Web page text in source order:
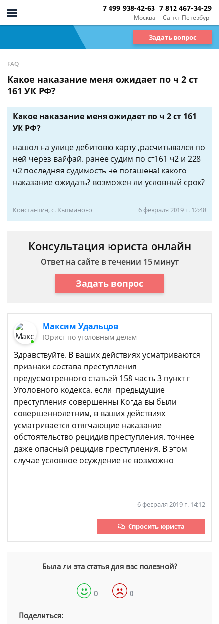
Москва
7 499 938-42-63
Санкт-Петербург
7 812 467-34-29
Задать вопрос
FAQ
Какое наказание меня ожидает по ч 2 ст
161 УК РФ?
Какое наказание меня ожидает по ч 2 ст 161
УК РФ?
нашол на улице дебитовю карту ,расчитывался по
ней через вайфай. ранее судим по ст161 ч2 и 228
ч2 последняя судимость не погашена! какого
наказание ожидать? возможен ли условный срок?
Константин, с. Кытманово 6 февраля 2019 г. 12:48
Консультация юриста онлайн
Ответ на сайте в течении 15 минут
Задать вопрос
Максим Удальцов
Юрист по уголовным делам
Здравствуйте. В ваших действиях усматриваются
признаки состава преступления
предусмотренного статьей 158 часть 3 пункт г
Уголовного кодекса. если предыдущие
преступления совершенны Когда вы были
совершеннолетним, в ваших действиях
усматривается отягчающие наказание
обстоятельство рецидив преступления. точнее
даже опасный рецидив преступления. В этом
случае условное осуждение не возможно
6 февраля 2019 г. 14:12
Спросить юриста
Была ли эта статья для вас полезной?
0 0
Поделиться: